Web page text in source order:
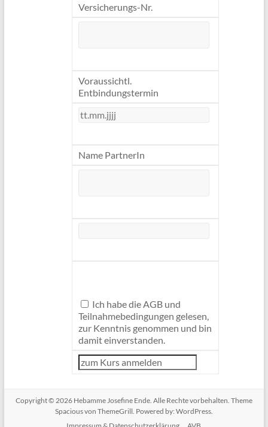
Versicherungs-Nr.
Voraussichtl.
Entbindungstermin
Name PartnerIn
Ich habe die AGB und
Teilnahmebedingungen gelesen,
zur Kenntnis genommen und bin
damit einverstanden.
Copyright © 2026 Hebamme Josefine Ende. Alle Rechte vorbehalten. Theme
Spaciousvon ThemeGrill. Powered by: WordPress.